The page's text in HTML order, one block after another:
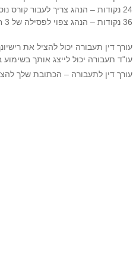
24 נקודות – הנהג צריך לעבור קורס נוסף הכולל 3 מפגשים.
36 נקודות – הנהג צפוי לפסילה של 3 חודשים וכן לעמוד במבחן תיאוריה.
עורך דין תעבורה יכול להציל את
עו"ד תעבורה יכול לייצג אותך
עורך דין לתעבורה – הכתובת שלך